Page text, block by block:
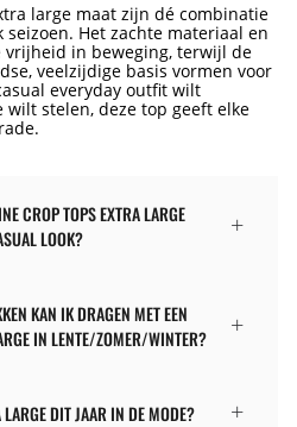
large maat zijn dé combinatie
Het zachte materiaal en
vrijheid in beweging, terwijl de
veelzijdige basis vormen voor
everyday outfit wilt
stelen, deze top geeft elke
CROP TOPS EXTRA LARGE
LOOK?
KAN IK DRAGEN MET EEN
IN LENTE/ZOMER/WINTER?
DIT JAAR IN DE MODE?